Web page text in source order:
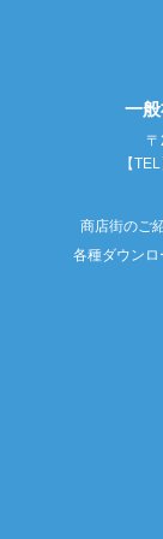
一
【
商店街のご
各種ダウンロ